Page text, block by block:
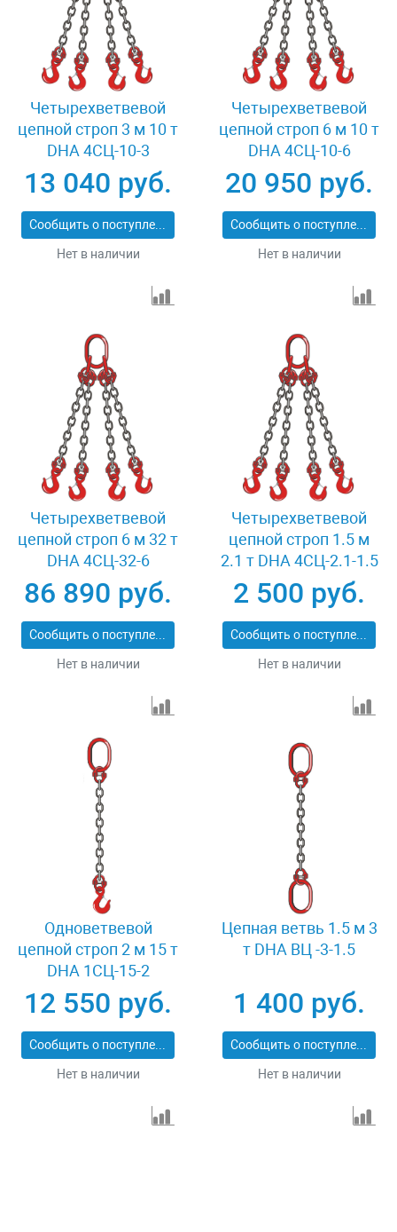
Четырехветвевой
цепной строп 3 м 10 т
DHA 4СЦ-10-3
13 040 руб.
Сообщить о поступлении
Нет в наличии
Четырехветвевой
цепной строп 6 м 10 т
DHA 4СЦ-10-6
20 950 руб.
Сообщить о поступлении
Нет в наличии
Четырехветвевой
цепной строп 6 м 32 т
DHA 4СЦ-32-6
86 890 руб.
Сообщить о поступлении
Нет в наличии
Четырехветвевой
цепной строп 1.5 м
2.1 т DHA 4СЦ-2.1-1.5
2 500 руб.
Сообщить о поступлении
Нет в наличии
Одноветвевой
цепной строп 2 м 15 т
DHA 1СЦ-15-2
12 550 руб.
Сообщить о поступлении
Нет в наличии
Цепная ветвь 1.5 м 3
т DHA ВЦ -3-1.5
1 400 руб.
Сообщить о поступлении
Нет в наличии